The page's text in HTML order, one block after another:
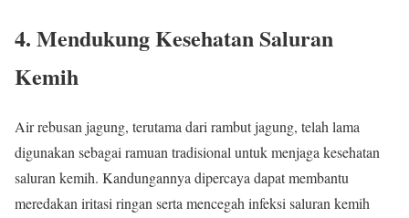
4. Mendukung Kesehatan Saluran
Kemih
Air rebusan jagung, terutama dari rambut jagung, telah lama
digunakan sebagai ramuan tradisional untuk menjaga kesehatan
saluran kemih. Kandungannya dipercaya dapat membantu
meredakan iritasi ringan serta mencegah infeksi saluran kemih